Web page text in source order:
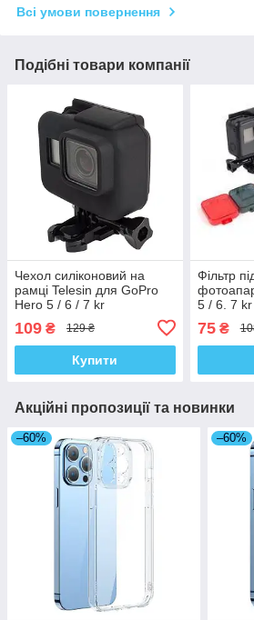
Всі умови повернення
Подібні товари компанії
Чехол силіконовий на
рамці Telesin для GoPro
Hero 5 / 6 / 7 kr
109 ₴ 129 ₴
Купити
Фільтр
5 / 6. 7 kr
75₴
Акційні пропозиції та новинки
–60% –60%